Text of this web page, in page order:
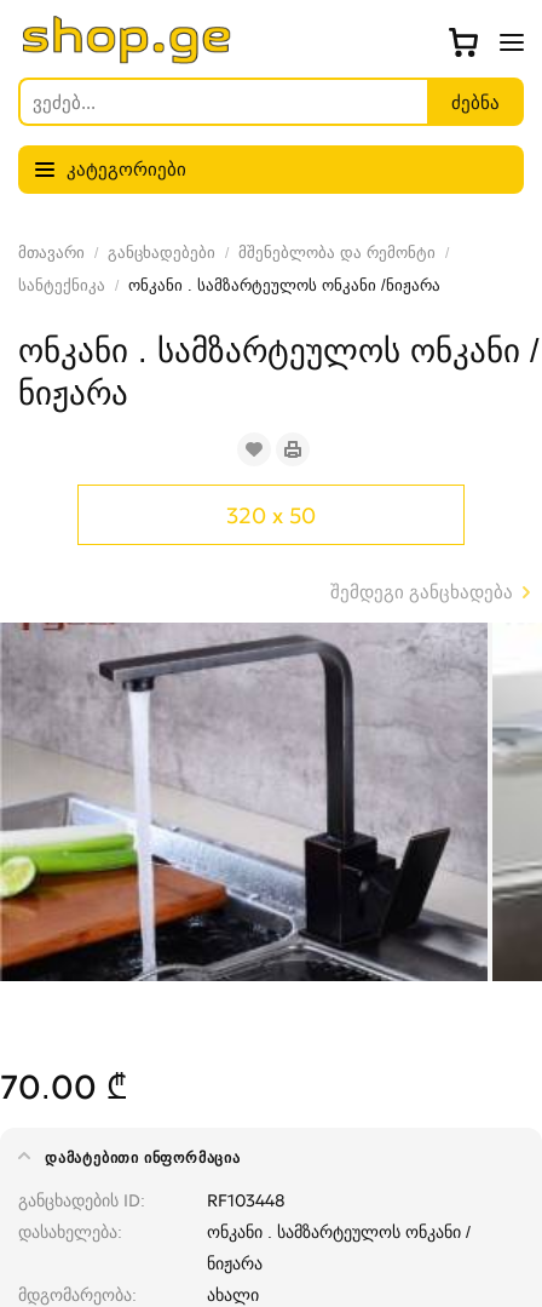
კატეგორიები
მთავარი განცხადებები
მშენებლობა და რემონტი
სანტექნიკა
ონკანი . სამზარტეულოს ონკანი /ნიჟარა
ონკანი . სამზარტეულოს ონკანი /
ნიჟარა
320 x 50
შემდეგი განცხადება
70.00 ₾
ᲓᲐᲛᲐᲢᲔᲑᲘᲗᲘ ᲘᲜᲤᲝᲠᲛᲐᲪᲘᲐ
განცხადების ID
RF103448
დასახელება
ონკანი . სამზარტეულოს ონკანი /
ნიჟარა
მდგომარეობა
ახალი